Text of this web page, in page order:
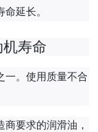
延长。
寿命
一。使用质量不合
商要求的润滑油，